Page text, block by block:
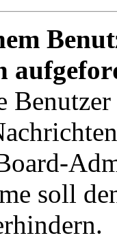
soll